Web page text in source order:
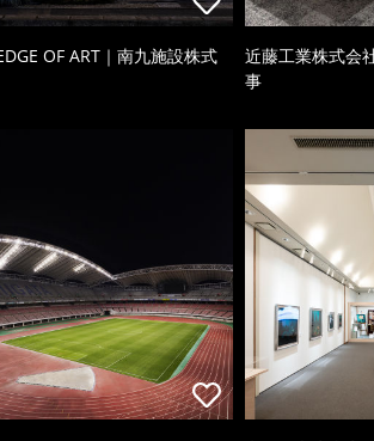
OF ART｜南九施設株式
近藤工業株式会
事